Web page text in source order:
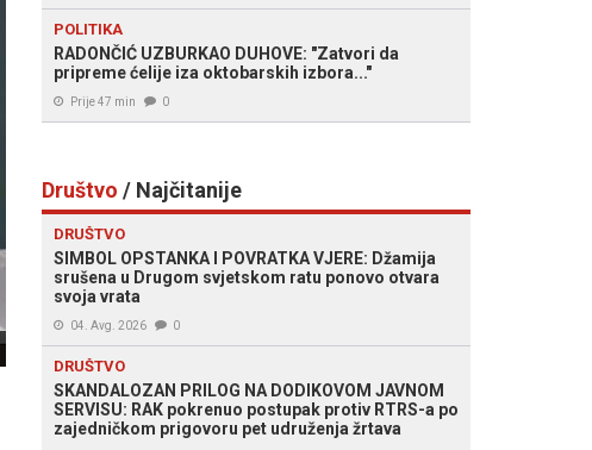
Bojan Šošić (Foto: Hayat.ba)
POLITIKA
RADONČIĆ UZBURKAO DUHOVE: "Zatvori da
pripreme ćelije iza oktobarskih izbora..."
Prije 47 min 0
Društvo / Najčitanije
DRUŠTVO
SIMBOL OPSTANKA I POVRATKA VJERE: Džamija
srušena u Drugom svjetskom ratu ponovo otvara
svoja vrata
04. Avg. 2026 0
DRUŠTVO
SKANDALOZAN PRILOG NA DODIKOVOM JAVNOM
SERVISU: RAK pokrenuo postupak protiv RTRS-a po
zajedničkom prigovoru pet udruženja žrtava